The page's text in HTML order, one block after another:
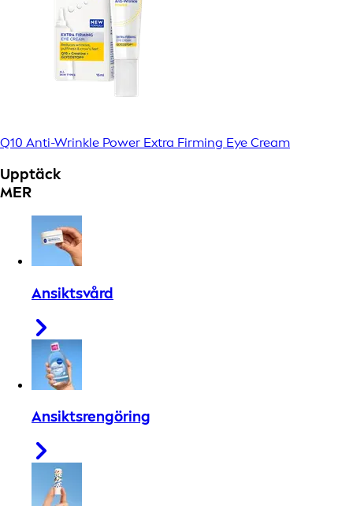
Q10 Anti-Wrinkle Power Extra Firming Eye Cream
Upptäck
MER
Ansiktsvård
Ansiktsrengöring